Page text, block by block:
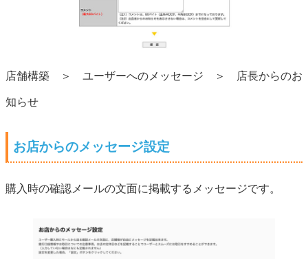
店舗構築 ＞ ユーザーへのメッセージ ＞ 店長からのお
知らせ
お店からのメッセージ設定
購入時の確認メールの文面に掲載するメッセージです。